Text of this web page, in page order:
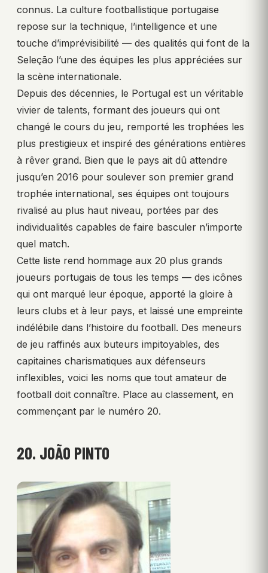
connus. La culture footballistique portugaise
repose sur la technique, l’intelligence et une
touche d’imprévisibilité — des qualités qui font de la
Seleção l’une des équipes les plus appréciées sur
la scène internationale.
Depuis des décennies, le Portugal est un véritable
vivier de talents, formant des joueurs qui ont
changé le cours du jeu, remporté les trophées les
plus prestigieux et inspiré des générations entières
à rêver grand. Bien que le pays ait dû attendre
jusqu’en 2016 pour soulever son premier grand
trophée international, ses équipes ont toujours
rivalisé au plus haut niveau, portées par des
individualités capables de faire basculer n’importe
quel match.
Cette liste rend hommage aux 20 plus grands
joueurs portugais de tous les temps — des icônes
qui ont marqué leur époque, apporté la gloire à
leurs clubs et à leur pays, et laissé une empreinte
indélébile dans l’histoire du football. Des meneurs
de jeu raffinés aux buteurs impitoyables, des
capitaines charismatiques aux défenseurs
inflexibles, voici les noms que tout amateur de
football doit connaître. Place au classement, en
commençant par le numéro 20.
20. JOÃO PINTO